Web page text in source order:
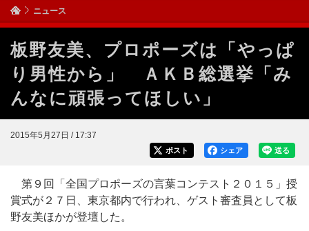
ニュース
板野友美、プロポーズは「やっぱ
り男性から」 ＡＫＢ総選挙「み
んなに頑張ってほしい」
2015年5月27日 / 17:37
送る
シェア
ポスト
第９回「全国プロポーズの言葉コンテスト２０１５」授
賞式が２７日、東京都内で行われ、ゲスト審査員として板
野友美ほかが登壇した。